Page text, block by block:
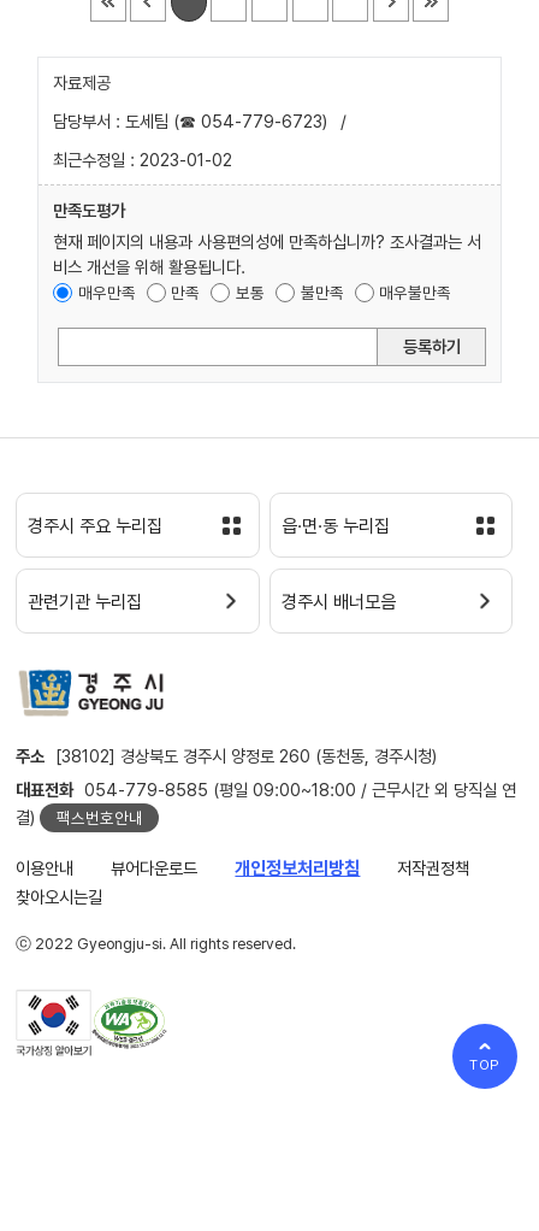
자료제공
담당부서 : 도세팀 (☎ 054-779-6723)
/
최근수정일 : 2023-01-02
만족도평가
현재 페이지의 내용과 사용편의성에 만족하십니까? 조사결과는 서
비스 개선을 위해 활용됩니다.
매우만족 만족 보통 불만족 매우불만족
등록하기
경주시 주요 누리집 읍·면·동 누리집
관련기관 누리집 경주시 배너모음
주소 [38102] 경상북도 경주시 양정로 260 (동천동, 경주시청)
대표전화 054-779-8585 (평일 09:00~18:00 / 근무시간 외 당직실 연
결)
팩스번호안내
이용안내 뷰어다운로드 개인정보처리방침
저작권정책
찾아오시는길
ⓒ 2022 Gyeongju-si. All rights reserved.
TOP